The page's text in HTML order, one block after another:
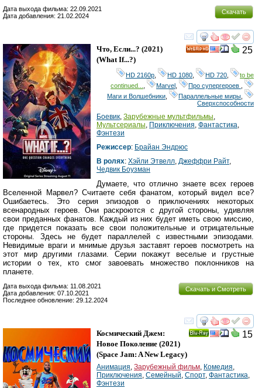
Скачать
Дата выхода фильма: 22.09.2021
Дата добавления: 21.02.2024
смотреть
25
Что, Если...? (2021)
(What If...?)
HD 2160р HD 1080 HD 720
to be
continued...
Marvel Про супергероев
Маги и Волшебники
Параллельные миры
Сверхспособности
Боевик, Зарубежные мультфильмы,
Мультсериалы, Приключения, Фантастика,
Фэнтези
Режиссер: Брайан Эндрюс
В ролях: Хэйли Этвелл, Джеффри Райт,
Чедвик Боузман
Думаете, что отлично знаете всех героев
Вселенной Марвел? Считаете себя фанатом, который видел все?
Ошибаетесь. Это серия эпизодов о приключениях некоторых
всенародных героев. Они раскроются с другой стороны, удивляя
свои преданных фанатов. Каждый из них будет иметь свою миссию,
где придется показать все свои положительные и отрицательные
стороны. Здесь не будет параллелей с известными эпизодами.
Невидимые враги и мнимые друзья заставят героев посмотреть на
этот мир другими глазами. Серии покажут веселые и грустные
истории о тех, кто смог завоевать множество поклонников на
планете.
Скачать и Смотреть
Дата выхода фильма: 11.08.2021
Дата добавления: 07.10.2021
Последнее обновление: 29.12.2024
смотреть
15
Космический Джем:
Новое Поколение (2021)
(Space Jam: A New Legacy)
Анимация Зарубежный фильм Комедия
Приключения Семейный Спорт, Фантастика
Фэнтези